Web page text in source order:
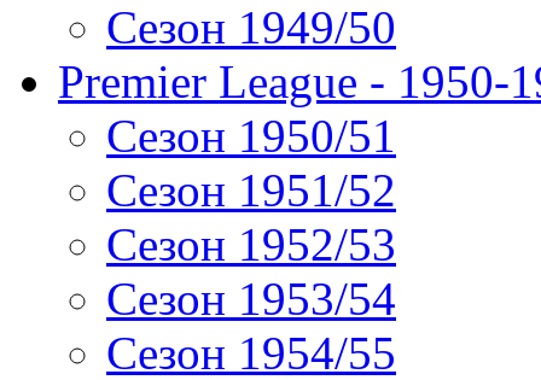
Сезон 1949/50
Premier League - 1950-
Сезон 1950/51
Сезон 1951/52
Сезон 1952/53
Сезон 1953/54
Сезон 1954/55